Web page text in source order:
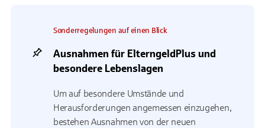
Sonderregelungen auf einen Blick
Ausnahmen für ElterngeldPlus und
besondere Lebenslagen
Um auf besondere Umstände und
Herausforderungen angemessen einzugehen,
bestehen Ausnahmen von der neuen